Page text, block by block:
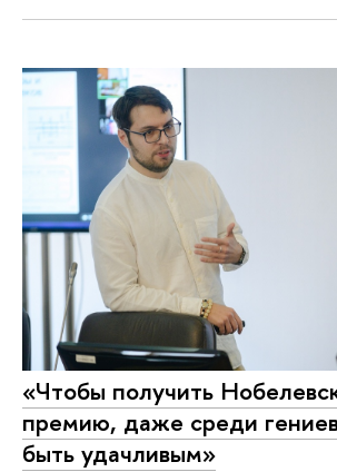
«Чтобы получить
премию, даже среди
быть удачливым»